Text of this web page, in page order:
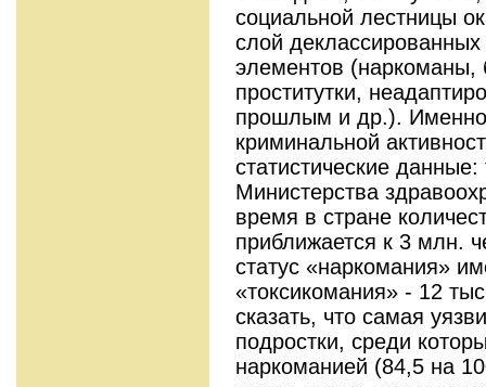
социальной лестницы
слой
элементов (наркоманы,
проститутки,
прошлым и др.).
криминальной
статистические
Министерства
время в стране
приближается к 3 млн.
статус «наркомания»
«токсикомания» - 12
сказать, что самая
подростки, среди
наркоманией (84,5 на